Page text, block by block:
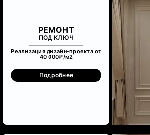
РЕМОНТ
ПОД КЛЮЧ
Реализация дизайн-проекта от
40 000₽/м2
Подробнее